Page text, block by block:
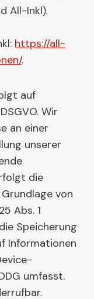
All-Inkl).
https://all-
.
auf
Wir
an einer
unserer
die
von
Abs. 1
Speicherung
Informationen
umfasst.